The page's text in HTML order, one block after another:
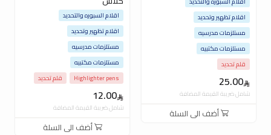
25.00
اقلام تظهير وتحديد
مستلزمات مدرسيه
مستلزمات مكتبيه
قلم تحديد
شامل ضريبة القيمة المضافة
أضف الى السلة
12.00
اقلام السبوره والتحديد
اقلام تظهير وتحديد
مستلزمات مدرسيه
مستلزمات مكتبيه
Highlighter pens
قلم تحديد
شامل ضريبة القيمة المضافة
أضف الى السلة